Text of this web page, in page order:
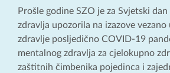
Prošle godine SZO je za Svjetski
zdravlja upozorila na izazove vezano
zdravlje posljedično COVID-19
mentalnog zdravlja za cjelokupno
zaštitnih čimbenika pojedinca i